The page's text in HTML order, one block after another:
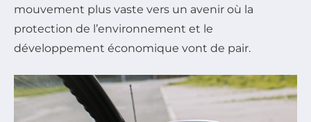
mouvement plus vaste vers un avenir où la
protection de l’environnement et le
développement économique vont de pair.